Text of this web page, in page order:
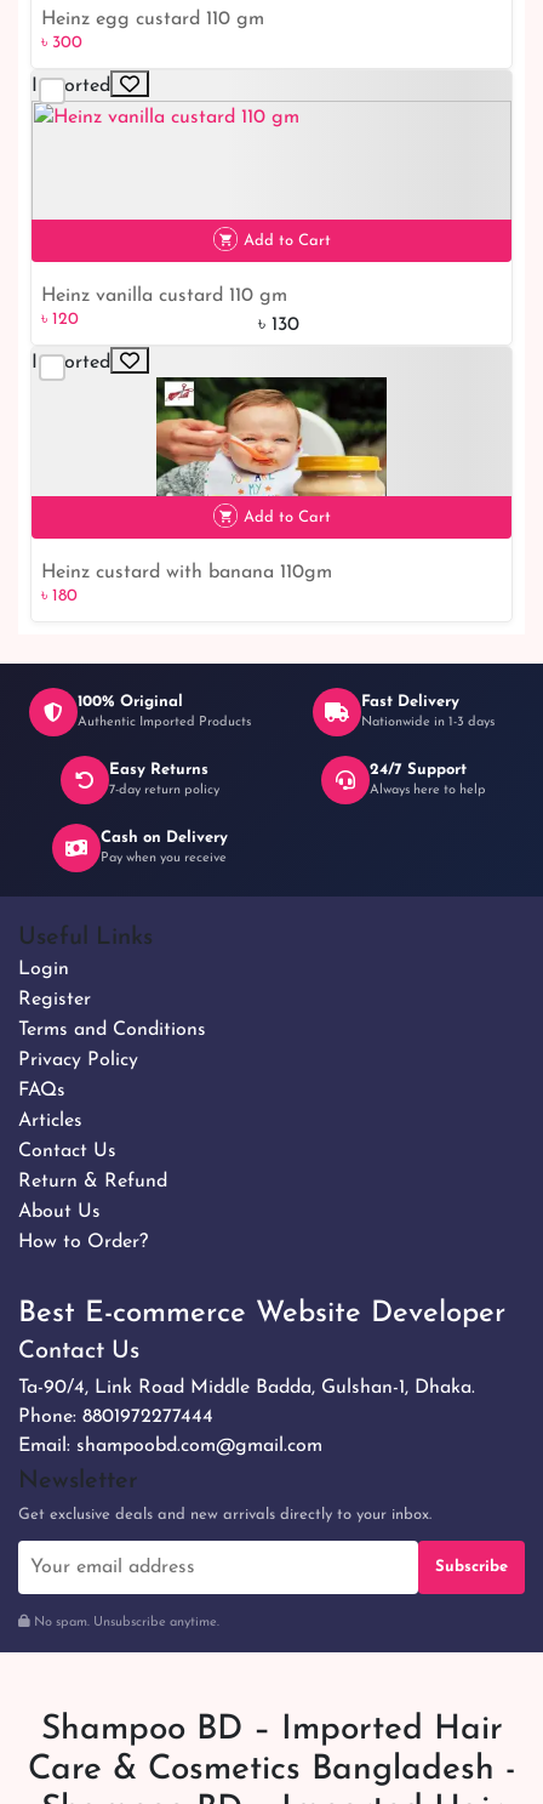
৳ 300
Heinz egg custard 110 gm
৳ 300
Imported
৳ 1208% off
Add to Cart
Heinz vanilla custard 110 gm
৳ 120
৳ 130
Imported
৳ 180
Add to Cart
Heinz custard with banana 110gm
৳ 180
100% Original
Authentic Imported Products
Fast Delivery
Nationwide in 1-3 days
Easy Returns
7-day return policy
24/7 Support
Always here to help
Cash on Delivery
Pay when you receive
Useful Links
Login
Register
Terms and Conditions
Privacy Policy
FAQs
Articles
Contact Us
Return & Refund
About Us
How to Order?
Best E-commerce Website Developer
Contact Us
Ta-90/4, Link Road Middle Badda, Gulshan-1, Dhaka.
Phone: 8801972277444
Email: shampoobd.com@gmail.com
Newsletter
Get exclusive deals and new arrivals directly to your inbox.
Subscribe
No spam. Unsubscribe anytime.
Shampoo BD – Imported Hair
Care & Cosmetics Bangladesh -